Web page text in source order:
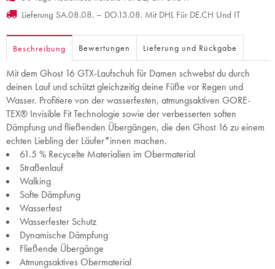
Lieferung SA.08.08. – DO.13.08. Mit DHL Für DE.CH Und IT
Beschreibung Bewertungen Lieferung und Rückgabe
Mit dem Ghost 16 GTX-Laufschuh für Damen schwebst du durch
deinen Lauf und schützt gleichzeitig deine Füße vor Regen und
Wasser. Profitiere von der wasserfesten, atmungsaktiven GORE-
TEX® Invisible Fit Technologie sowie der verbesserten soften
Dämpfung und fließenden Übergängen, die den Ghost 16 zu einem
echten Liebling der Läufer*innen machen.
61.5 % Recycelte Materialien im Obermaterial
Straßenlauf
Walking
Softe Dämpfung
Wasserfest
Wasserfester Schutz
Dynamische Dämpfung
Fließende Übergänge
Atmungsaktives Obermaterial